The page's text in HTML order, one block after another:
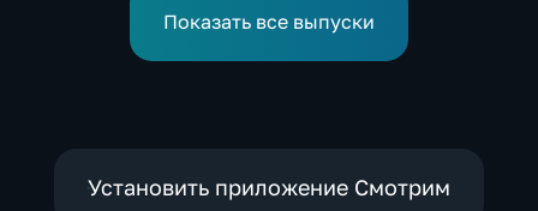
ИИ
Показать все выпуски
Установить приложение Смотрим